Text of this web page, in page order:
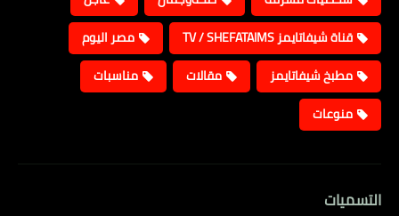
قناة شيفاتايمز TV / SHEFATAIMS
مصر اليوم
مطبخ شيفاتايمز
مقالات
مناسبات
منوعات
التسميات